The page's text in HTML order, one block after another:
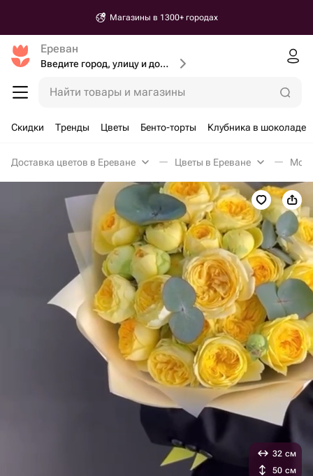
Магазины в 1300+ городах
Ереван
Введите город, улицу и дом доставки
Найти товары и магазины
Скидки Тренды Цветы Бенто-торты Клубника в шоколаде
Доставка цветов в Ереване Цветы в Ереване
32 см
50 см